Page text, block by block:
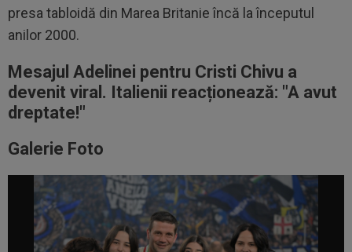
presa tabloidă din Marea Britanie încă la începutul
anilor 2000.
Mesajul Adelinei pentru Cristi Chivu a
devenit viral. Italienii reacționează: "A avut
dreptate!"
Galerie Foto